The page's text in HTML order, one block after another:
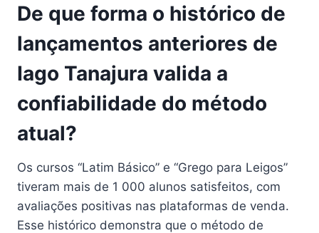
De que forma o histórico de
lançamentos anteriores de
Iago Tanajura valida a
confiabilidade do método
atual?
Os cursos “Latim Básico” e “Grego para Leigos”
tiveram mais de 1 000 alunos satisfeitos, com
avaliações positivas nas plataformas de venda.
Esse histórico demonstra que o método de